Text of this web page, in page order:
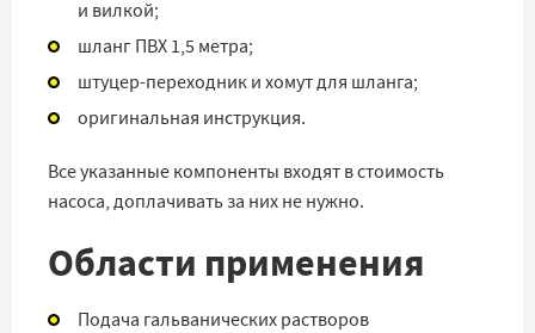
и вилкой;
шланг ПВХ 1,5 метра;
штуцер-переходник и хомут для шланга;
оригинальная инструкция.
Все указанные компоненты входят в стоимость
насоса, доплачивать за них не нужно.
Области применения
Подача гальванических растворов